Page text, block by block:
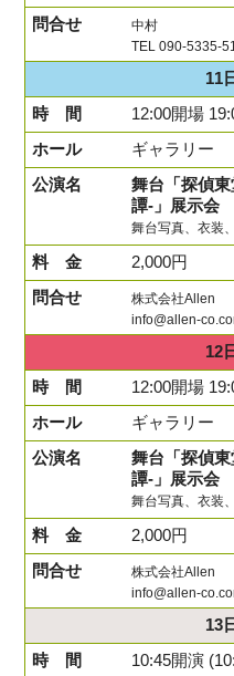
中村
TEL 090-5335-
11
12:00開場
ギャラリー
舞台「探偵
譚-」展示会
舞台写真、衣装
2,000円
株式会社Allen
info@allen-
12
12:00開場
ギャラリー
舞台「探偵
譚-」展示会
舞台写真、衣装
2,000円
株式会社Allen
info@allen-
13
10:45開演